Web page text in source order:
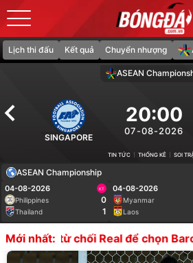
Lịch thi đấu Kết quả Chuyển nhượng
ASEAN
SINGAPORE
20:00
07-08-2026
TIN TỨC THỐNG KÊ SOI
ASEAN Championship
04-08-2026 KT
Philippines 0
Thailand 1
04-08-2026
Myanmar
Laos
Mới nhất:
Real để chọn Barcelona 3 đội
Tin tức nổi bật